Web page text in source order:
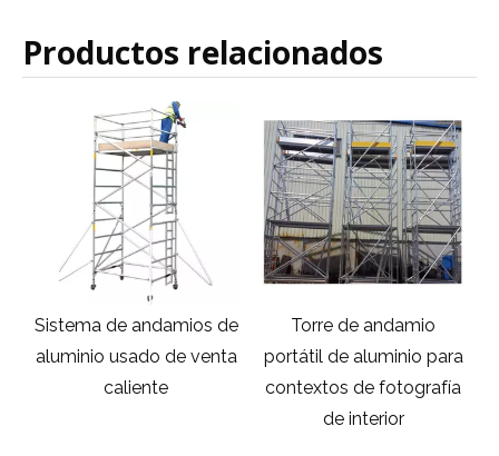
Productos relacionados
Torre de andamio
portátil de aluminio para
contextos de fotografía
Torre de andamio de
aluminio para instalación
de iluminación de
escenarios de